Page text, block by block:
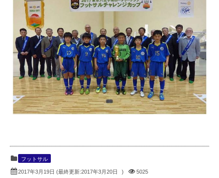
フットサル
2017年3月19日 (最終更新:2017年3月20日 ) 5025